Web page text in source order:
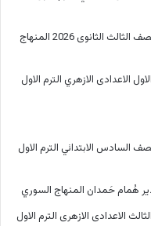
تحميل كتاب الامتحان في الكيمياء جزء الشرح للصف الثالث الثانوى 2026 المنهاج
الاعدادى الازهري الترم الاول
السادس الابتدائي الترم الاول
الاعدادى الازهرى الترم الاول